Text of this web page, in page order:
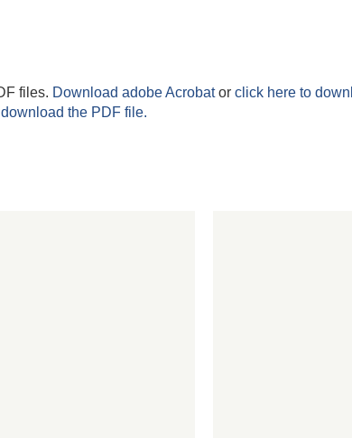
files. Download adobe Acrobator click here to
the PDF file.